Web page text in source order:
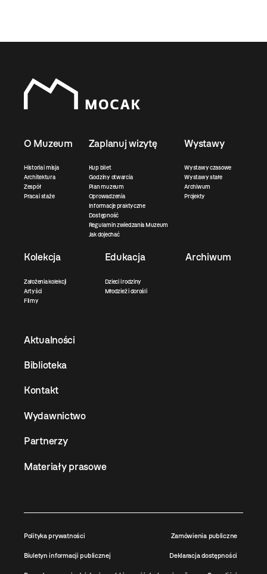
O Muzeum
Historia i misja
Architektura
Zespół
Praca i staże
Zaplanuj wizytę
Kup bilet
Godziny otwarcia
Plan muzeum
Oprowadzenia
Informacje praktyczne
Dostępność
Regulamin zwiedzania Muzeum
Jak dojechać
Wystawy
Wystawy czasowe
Wystawy stałe
Archiwum
Projekty
Kolekcja
Założenia kolekcji
Artyści
Filmy
Edukacja
Dzieci i rodziny
Młodzież i dorośli
Archiwum
Aktualności
Biblioteka
Kontakt
Wydawnictwo
Partnerzy
Materiały prasowe
Polityka prywatności Zamówienia publiczne
Biuletyn informacji publicznej Deklaracja dostępności